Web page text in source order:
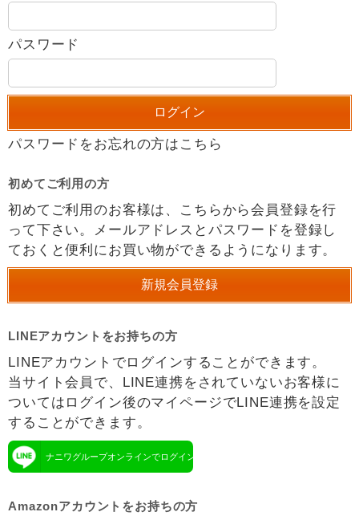
パスワード
パスワードをお忘れの方はこちら
初めてご利用の方
初めてご利用のお客様は、こちらから会員登録を行
って下さい。メールアドレスとパスワードを登録し
ておくと便利にお買い物ができるようになります。
LINEアカウントをお持ちの方
LINEアカウントでログインすることができます。
当サイト会員で、LINE連携をされていないお客様に
ついてはログイン後のマイページでLINE連携を設定
することができます。
ナニワグループオンラインでログイン
Amazonアカウントをお持ちの方